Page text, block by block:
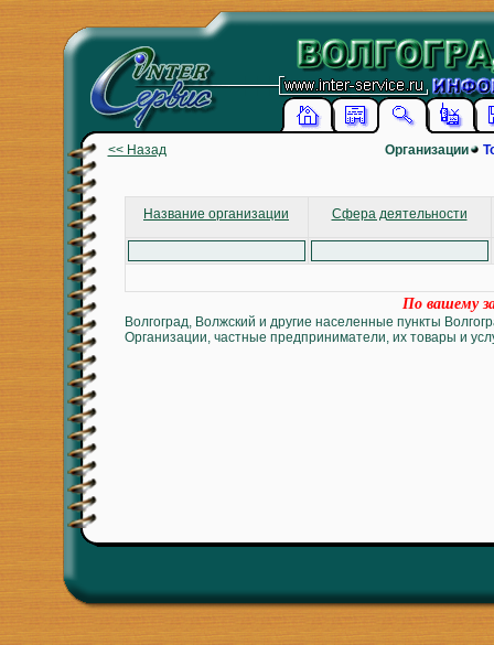
<< Назад Организации
Название организации Сфера деятельности
По вашему
Волгоград, Волжский и другие населенные пункты
Организации, частные предприниматели, их товары и